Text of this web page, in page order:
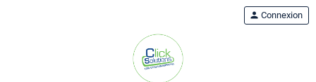
person Connexion